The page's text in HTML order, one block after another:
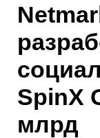
SpinX
млрд